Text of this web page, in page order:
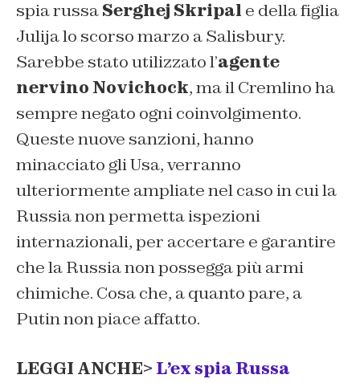
spia russaSerghej Skripal e della figlia
Julija lo scorso marzo a Salisbury.
Sarebbe stato utilizzato l’agente
nervino Novichock, ma il Cremlino ha
sempre negato ogni coinvolgimento.
Queste nuove sanzioni, hanno
minacciato gli Usa, verranno
ulteriormente ampliate nel caso in cui la
Russia non permetta ispezioni
internazionali, per accertare e garantire
che la Russia non possegga più armi
chimiche. Cosa che, a quanto pare, a
Putin non piace affatto.
LEGGI ANCHE> L’ex spia Russa